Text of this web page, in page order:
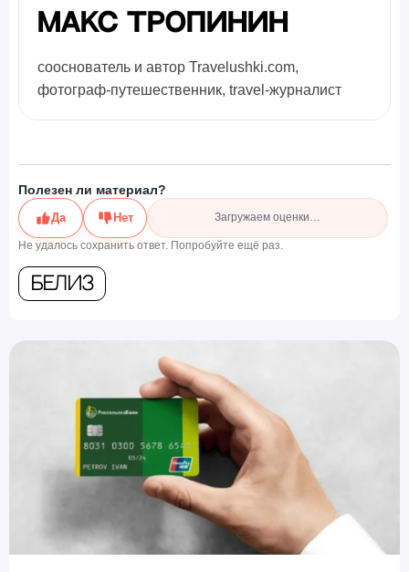
Макс Тропинин
сооснователь и автор Travelushki.com,
фотограф-путешественник, travel-журналист
Полезен ли материал?
Да Нет Загружаем оценки…
Не удалось сохранить ответ. Попробуйте ещё раз.
Белиз